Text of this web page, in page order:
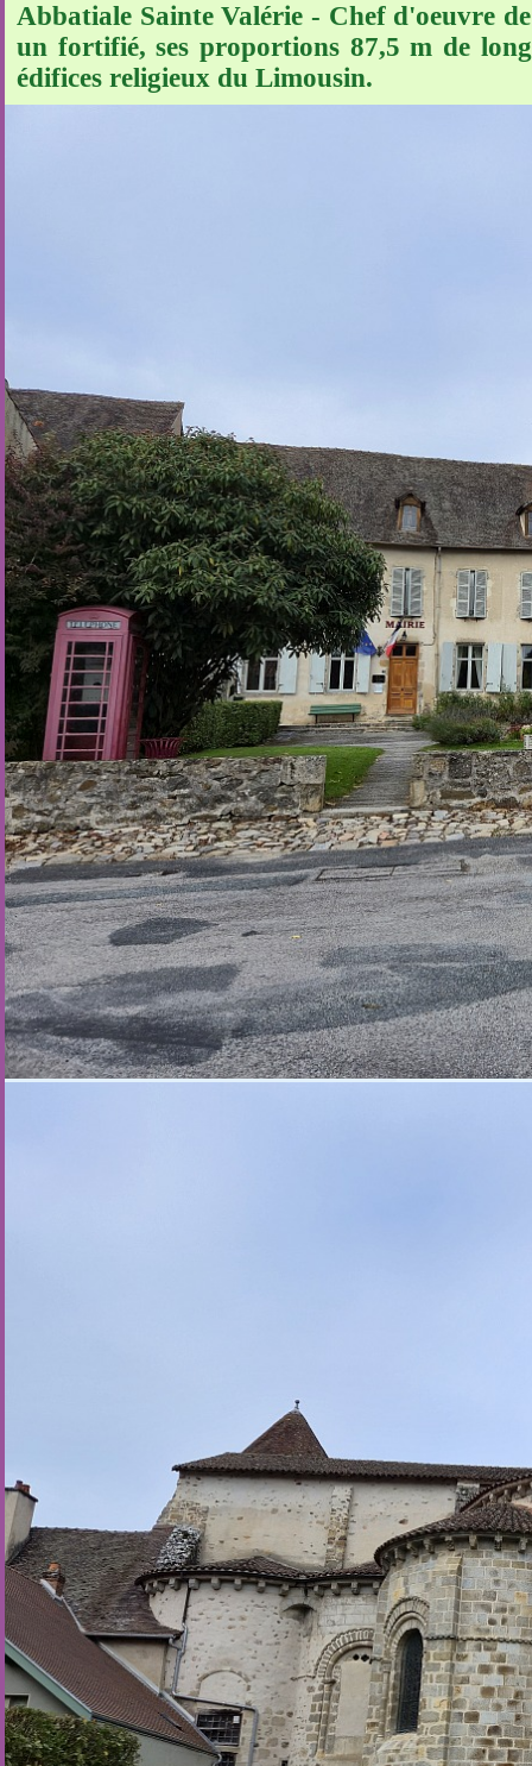
Abbatiale Sainte Valérie - Chef d'oeuvre
un fortifié, ses proportions 87,5 m de
édifices religieux du Limousin.